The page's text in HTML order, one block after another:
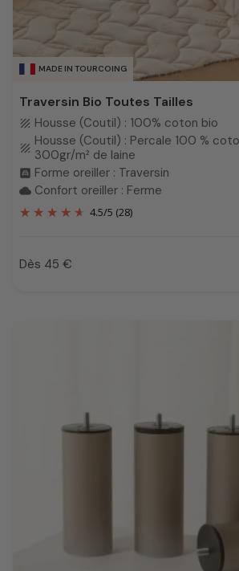
MADE IN TOURCOING
Traversin Bio Toutes Tailles
texture Housse (Coutil) : 100% coton bio
texture Housse (Coutil) : Percale 100 %
300gr/m² de laine
bedroom_child Forme oreiller : Traversin
cloud Confort oreiller : Ferme
4.5/5 (28)
Prix
Dès 45 €